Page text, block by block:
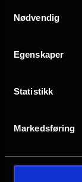
Nødvendig
Egenskaper
Statistikk
Markedsføring
Søn, 9/8
Sal 3
2D, Eng.
tale, Norsk